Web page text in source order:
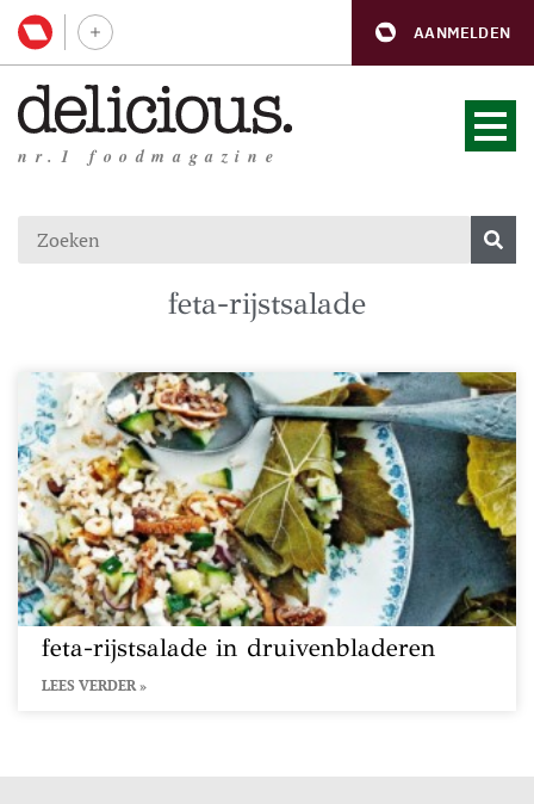
AANMELDEN
nr.1 foodmagazine
feta-rijstsalade
feta-rijstsalade in druivenbladeren
LEES VERDER »